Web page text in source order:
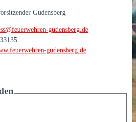
Gudensberg
gudensberg.de
gudensberg.de